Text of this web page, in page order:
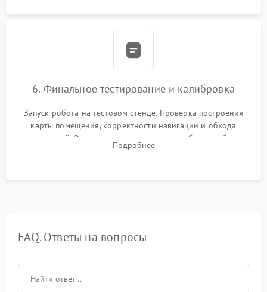
6. Финальное тестирование и калибровка
Запуск робота на тестовом стенде. Проверка построения
карты помещения, корректности навигации и обхода
препятствий. Оценка силы всасывания и работы турбины.
Тестирование автоматического возврата на док-станцию и
Подробнее
FAQ. Ответы на вопросы